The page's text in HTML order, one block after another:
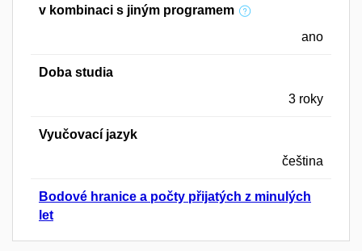
v kombinaci s jiným programem
ano
Doba studia
3 roky
Vyučovací jazyk
čeština
Bodové hranice a počty přijatých z minulých
let